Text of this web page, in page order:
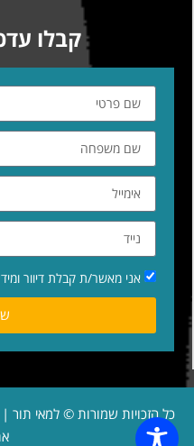
קבלו
אני מאשר/ת קבלת דיוור
כל הזכויות שמורות © למאי תור